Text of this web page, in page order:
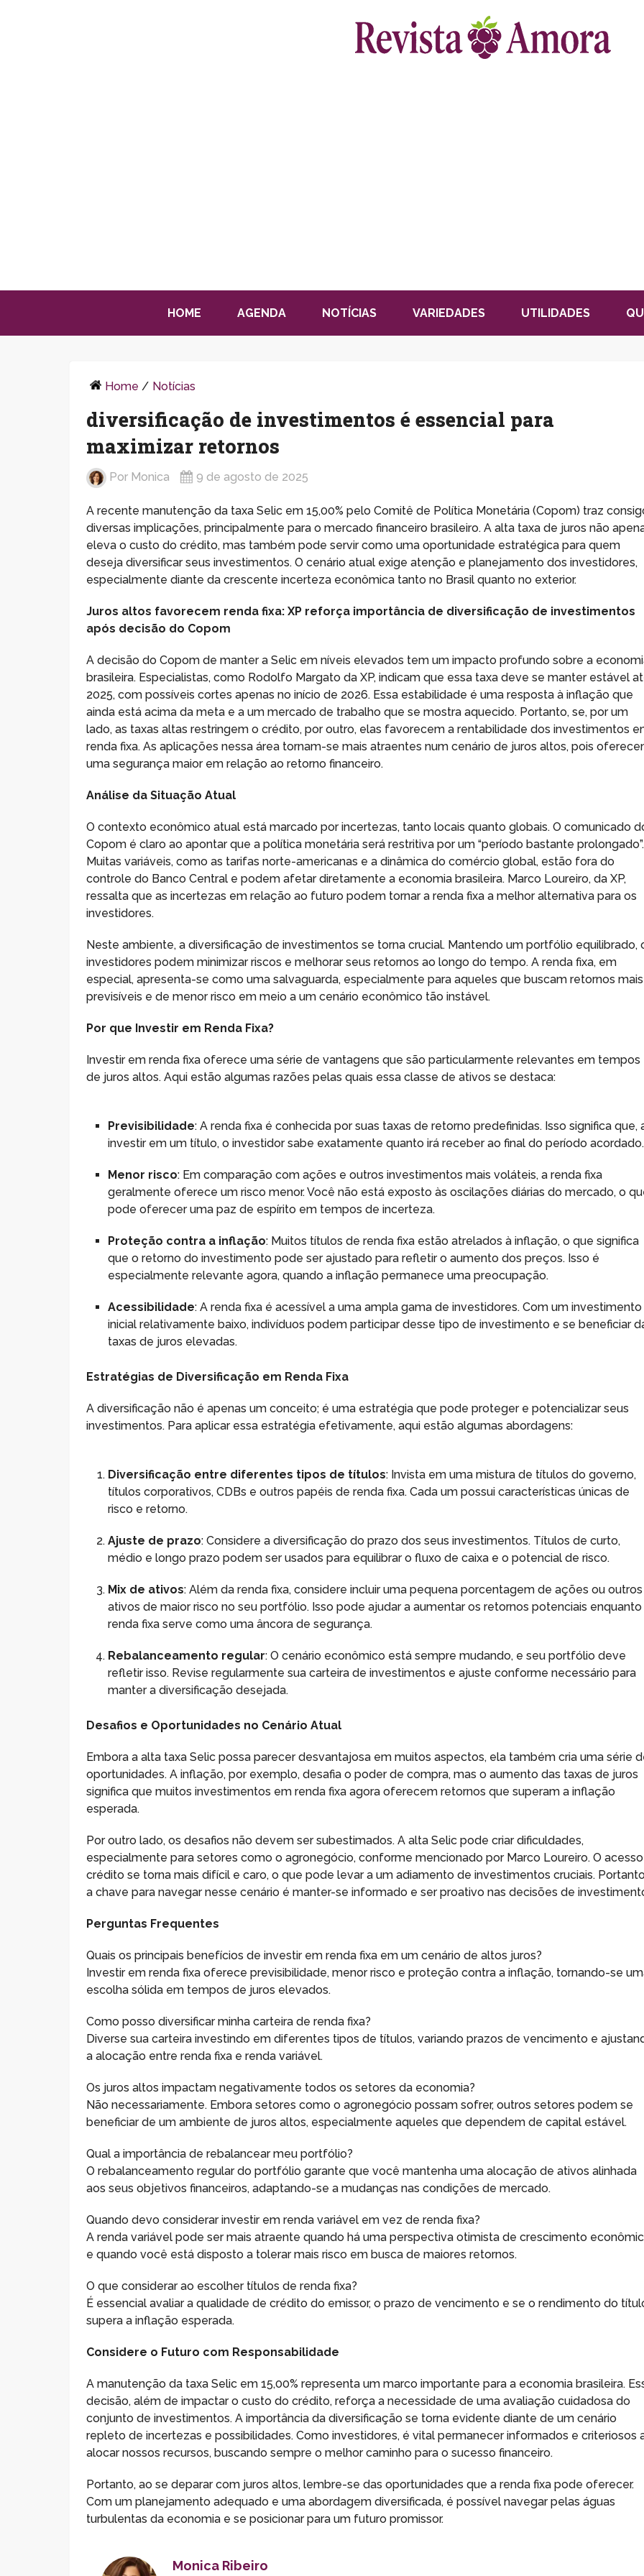
HOME AGENDA NOTÍCIAS VARIEDADES UTILIDADES
Home / Notícias
diversificação de investimentos é essencial para
maximizar retornos
Por Monica 9 de agosto de 2025
A recente manutenção da taxa Selic em 15,00% pelo Comitê de Política Monetária (Copom) traz
diversas implicações, principalmente para o mercado financeiro brasileiro. A alta taxa de juros não
eleva o custo do crédito, mas também pode servir como uma oportunidade estratégica para quem
deseja diversificar seus investimentos. O cenário atual exige atenção e planejamento dos investidores,
especialmente diante da crescente incerteza econômica tanto no Brasil quanto no exterior.
Juros altos favorecem renda fixa: XP reforça importância de diversificação de investimentos
após decisão do Copom
A decisão do Copom de manter a Selic em níveis elevados tem um impacto profundo sobre a
brasileira. Especialistas, como Rodolfo Margato da XP, indicam que essa taxa deve se manter estável
2025, com possíveis cortes apenas no início de 2026. Essa estabilidade é uma resposta à inflação que
ainda está acima da meta e a um mercado de trabalho que se mostra aquecido. Portanto, se, por um
lado, as taxas altas restringem o crédito, por outro, elas favorecem a rentabilidade dos investimentos
renda fixa. As aplicações nessa área tornam-se mais atraentes num cenário de juros altos, pois
uma segurança maior em relação ao retorno financeiro.
Análise da Situação Atual
O contexto econômico atual está marcado por incertezas, tanto locais quanto globais. O comunicado
Copom é claro ao apontar que a política monetária será restritiva por um “período bastante prolongado”.
Muitas variáveis, como as tarifas norte-americanas e a dinâmica do comércio global, estão fora do
controle do Banco Central e podem afetar diretamente a economia brasileira. Marco Loureiro, da XP,
ressalta que as incertezas em relação ao futuro podem tornar a renda fixa a melhor alternativa para os
investidores.
Neste ambiente, a diversificação de investimentos se torna crucial. Mantendo um portfólio equilibrado,
investidores podem minimizar riscos e melhorar seus retornos ao longo do tempo. A renda fixa, em
especial, apresenta-se como uma salvaguarda, especialmente para aqueles que buscam retornos mais
previsíveis e de menor risco em meio a um cenário econômico tão instável.
Por que Investir em Renda Fixa?
Investir em renda fixa oferece uma série de vantagens que são particularmente relevantes em tempos
de juros altos. Aqui estão algumas razões pelas quais essa classe de ativos se destaca:
Previsibilidade: A renda fixa é conhecida por suas taxas de retorno predefinidas. Isso significa que,
investir em um título, o investidor sabe exatamente quanto irá receber ao final do período acordado.
Menor risco: Em comparação com ações e outros investimentos mais voláteis, a renda fixa
geralmente oferece um risco menor. Você não está exposto às oscilações diárias do mercado, o
pode oferecer uma paz de espírito em tempos de incerteza.
Proteção contra a inflação: Muitos títulos de renda fixa estão atrelados à inflação, o que significa
que o retorno do investimento pode ser ajustado para refletir o aumento dos preços. Isso é
especialmente relevante agora, quando a inflação permanece uma preocupação.
Acessibilidade: A renda fixa é acessível a uma ampla gama de investidores. Com um investimento
inicial relativamente baixo, indivíduos podem participar desse tipo de investimento e se beneficiar
taxas de juros elevadas.
Estratégias de Diversificação em Renda Fixa
A diversificação não é apenas um conceito; é uma estratégia que pode proteger e potencializar seus
investimentos. Para aplicar essa estratégia efetivamente, aqui estão algumas abordagens:
Diversificação entre diferentes tipos de títulos: Invista em uma mistura de títulos do governo,
títulos corporativos, CDBs e outros papéis de renda fixa. Cada um possui características únicas de
risco e retorno.
Ajuste de prazo: Considere a diversificação do prazo dos seus investimentos. Títulos de curto,
médio e longo prazo podem ser usados para equilibrar o fluxo de caixa e o potencial de risco.
Mix de ativos: Além da renda fixa, considere incluir uma pequena porcentagem de ações ou outros
ativos de maior risco no seu portfólio. Isso pode ajudar a aumentar os retornos potenciais enquanto
renda fixa serve como uma âncora de segurança.
Rebalanceamento regular: O cenário econômico está sempre mudando, e seu portfólio deve
refletir isso. Revise regularmente sua carteira de investimentos e ajuste conforme necessário para
manter a diversificação desejada.
Desafios e Oportunidades no Cenário Atual
Embora a alta taxa Selic possa parecer desvantajosa em muitos aspectos, ela também cria uma série
oportunidades. A inflação, por exemplo, desafia o poder de compra, mas o aumento das taxas de juros
significa que muitos investimentos em renda fixa agora oferecem retornos que superam a inflação
esperada.
Por outro lado, os desafios não devem ser subestimados. A alta Selic pode criar dificuldades,
especialmente para setores como o agronegócio, conforme mencionado por Marco Loureiro. O
crédito se torna mais difícil e caro, o que pode levar a um adiamento de investimentos cruciais.
a chave para navegar nesse cenário é manter-se informado e ser proativo nas decisões de
Perguntas Frequentes
Quais os principais benefícios de investir em renda fixa em um cenário de altos juros?
Investir em renda fixa oferece previsibilidade, menor risco e proteção contra a inflação, tornando-se
escolha sólida em tempos de juros elevados.
Como posso diversificar minha carteira de renda fixa?
Diverse sua carteira investindo em diferentes tipos de títulos, variando prazos de vencimento e
a alocação entre renda fixa e renda variável.
Os juros altos impactam negativamente todos os setores da economia?
Não necessariamente. Embora setores como o agronegócio possam sofrer, outros setores podem se
beneficiar de um ambiente de juros altos, especialmente aqueles que dependem de capital estável.
Qual a importância de rebalancear meu portfólio?
O rebalanceamento regular do portfólio garante que você mantenha uma alocação de ativos alinhada
aos seus objetivos financeiros, adaptando-se a mudanças nas condições de mercado.
Quando devo considerar investir em renda variável em vez de renda fixa?
A renda variável pode ser mais atraente quando há uma perspectiva otimista de crescimento
e quando você está disposto a tolerar mais risco em busca de maiores retornos.
O que considerar ao escolher títulos de renda fixa?
É essencial avaliar a qualidade de crédito do emissor, o prazo de vencimento e se o rendimento do
supera a inflação esperada.
Considere o Futuro com Responsabilidade
A manutenção da taxa Selic em 15,00% representa um marco importante para a economia brasileira.
decisão, além de impactar o custo do crédito, reforça a necessidade de uma avaliação cuidadosa do
conjunto de investimentos. A importância da diversificação se torna evidente diante de um cenário
repleto de incertezas e possibilidades. Como investidores, é vital permanecer informados e criteriosos
alocar nossos recursos, buscando sempre o melhor caminho para o sucesso financeiro.
Portanto, ao se deparar com juros altos, lembre-se das oportunidades que a renda fixa pode oferecer.
Com um planejamento adequado e uma abordagem diversificada, é possível navegar pelas águas
turbulentas da economia e se posicionar para um futuro promissor.
Monica Ribeiro